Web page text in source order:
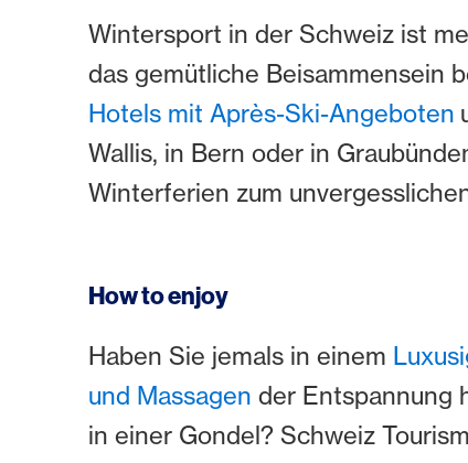
Wintersport in der Schweiz ist
das gemütliche Beisammensein
Hotels mit Après-Ski-Angeboten
Wallis, in Bern oder in
Winterferien zum
How to enjoy
Haben Sie jemals in einem
und Massagen der Entspannung
in einer Gondel? Schweiz